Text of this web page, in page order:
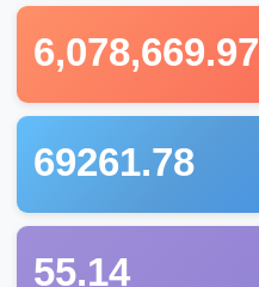
6,078,669.97
69261.78
55.14